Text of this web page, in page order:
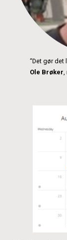
“Det gør det
Ole Brøker